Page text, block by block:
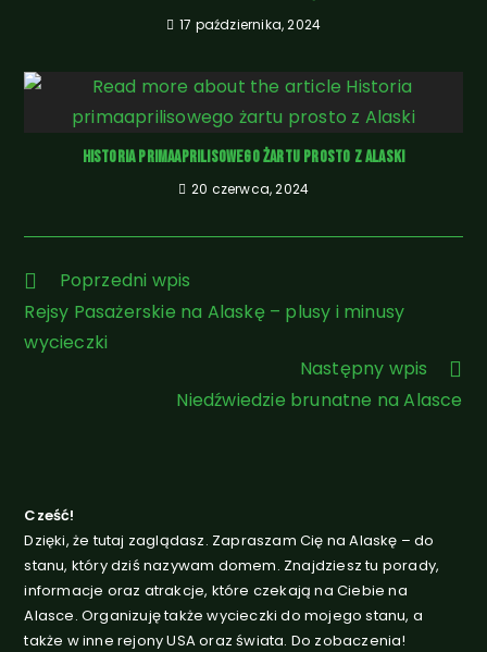
17 października, 2024
Historia primaaprilisowego żartu prosto z Alaski
20 czerwca, 2024
Poprzedni wpis
Rejsy Pasażerskie na Alaskę – plusy i minusy
wycieczki
Następny wpis
Niedźwiedzie brunatne na Alasce
Cześć!
Dzięki, że tutaj zaglądasz. Zapraszam Cię na Alaskę – do
stanu, który dziś nazywam domem. Znajdziesz tu porady,
informacje oraz atrakcje, które czekają na Ciebie na
Alasce. Organizuję także wycieczki do mojego stanu, a
także w inne rejony USA oraz świata. Do zobaczenia!